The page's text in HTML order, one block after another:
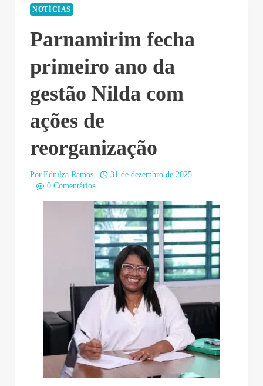
NOTÍCIAS
Parnamirim fecha
primeiro ano da
gestão Nilda com
ações de
reorganização
Por Ednilza Ramos
31 de dezembro de 2025
0 Comentários